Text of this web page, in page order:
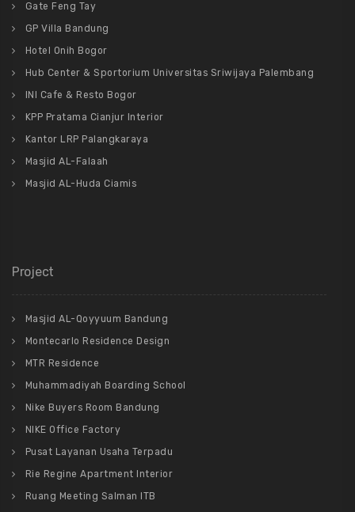
Gate Feng Tay
GP Villa Bandung
Hotel Onih Bogor
Hub Center & Sportorium Universitas Sriwijaya Palembang
INI Cafe & Resto Bogor
KPP Pratama Cianjur Interior
Kantor LRP Palangkaraya
Masjid AL-Falaah
Masjid AL-Huda Ciamis
Project
Masjid AL-Qoyyuum Bandung
Montecarlo Residence Design
MTR Residence
Muhammadiyah Boarding School
Nike Buyers Room Bandung
NIKE Office Factory
Pusat Layanan Usaha Terpadu
Rie Regine Apartment Interior
Ruang Meeting Salman ITB